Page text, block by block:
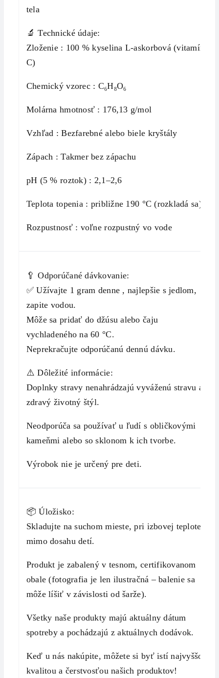
tela
🔬 Technické údaje:
Zloženie : 100 % kyselina L-askorbová (vitamín
C)
Chemický vzorec : C₆H₈O₆
Molárna hmotnosť : 176,13 g/mol
Vzhľad : Bezfarebné alebo biele kryštály
Zápach : Takmer bez zápachu
pH (5 % roztok) : 2,1–2,6
Teplota topenia : približne 190 °C (rozkladá sa)
Rozpustnosť : voľne rozpustný vo vode
🥄 Odporúčané dávkovanie:
✅ Užívajte 1 gram denne , najlepšie s jedlom,
zapite vodou.
Môže sa pridať do džúsu alebo čaju
vychladeného na 60 °C.
Neprekračujte odporúčanú dennú dávku.
⚠️ Dôležité informácie:
Doplnky stravy nenahrádzajú vyváženú stravu a
zdravý životný štýl.
Neodporúča sa používať u ľudí s obličkovými
kameňmi alebo so sklonom k ​​ich tvorbe.
Výrobok nie je určený pre deti.
📦 Úložisko:
Skladujte na suchom mieste, pri izbovej teplote,
mimo dosahu detí.
Produkt je zabalený v tesnom, certifikovanom
obale (fotografia je len ilustračná – balenie sa
môže líšiť v závislosti od šarže).
Všetky naše produkty majú aktuálny dátum
spotreby a pochádzajú z aktuálnych dodávok.
Keď u nás nakúpite, môžete si byť istí najvyššou
kvalitou a čerstvosťou našich produktov!